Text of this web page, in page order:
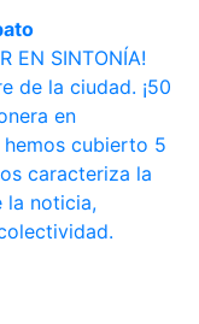
EN SINTONÍA!
de la ciudad. ¡50
en
cubierto 5
caracteriza la
la noticia,